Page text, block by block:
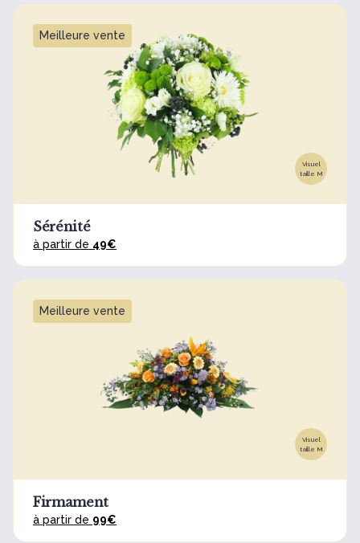
Meilleure vente
Visuel
taille M
Sérénité
à partir de 49€
Meilleure vente
Visuel
taille M
Firmament
à partir de 99€